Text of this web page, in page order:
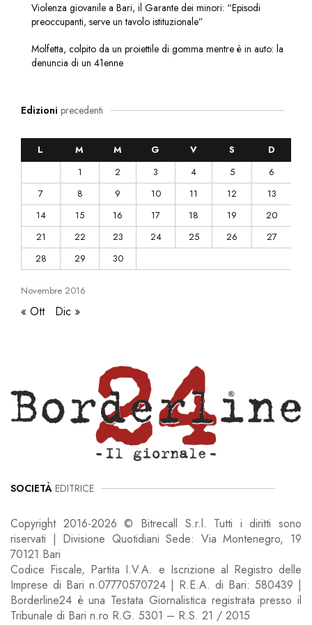
Violenza giovanile a Bari, il Garante dei minori: “Episodi
preoccupanti, serve un tavolo istituzionale”
Molfetta, colpito da un proiettile di gomma mentre è in auto: la
denuncia di un 41enne
Edizioni precedenti
Novembre 2016
L M M G V S
D
1
2 3 4 5
6
7
8 9 10 11 12
13
14
15 16 17 18 19
20
21
22 23 24 25 26
27
28
29 30
« Ott Dic »
SOCIETÀ EDITRICE
Copyright 2016-2026 © Bitrecall S.r.l. Tutti i diritti sono
riservati | Divisione Quotidiani Sede: Via Montenegro, 19
70121 Bari
Codice Fiscale, Partita I.V.A. e Iscrizione al Registro delle
Imprese di Bari n.07770570724 | R.E.A. di Bari: 580439 |
Borderline24 è una Testata Giornalistica registrata presso il
Tribunale di Bari n.ro R.G. 5301 – R.S. 21 / 2015